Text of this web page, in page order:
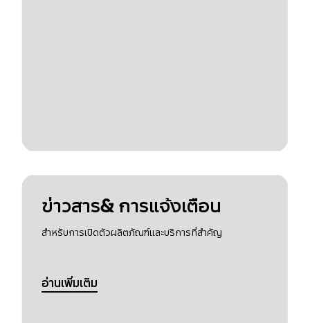
ข่าวสาร& การแจ้งเตือน
สำหรับการเปิดตัวผลิตภัณฑ์และบริการที่สำคัญ
อ่านเพิ่มเติม